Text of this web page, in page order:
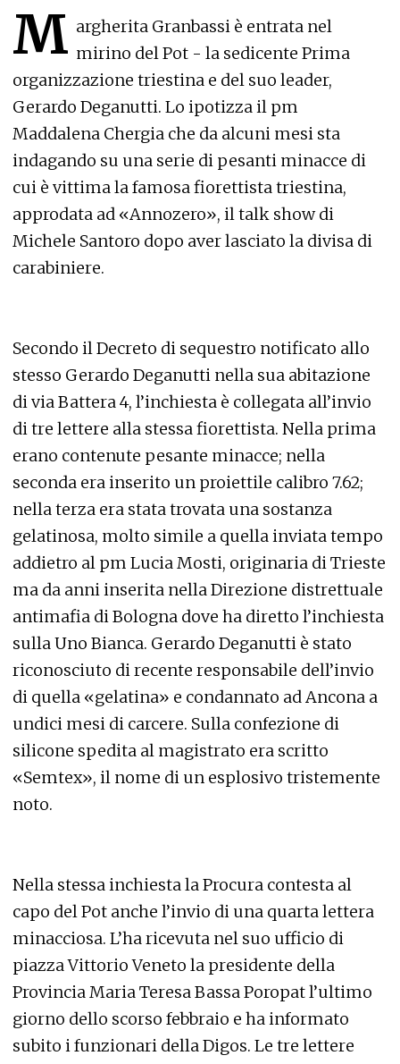
M argherita Granbassi è entrata nel
mirino del Pot - la sedicente Prima
organizzazione triestina e del suo leader,
Gerardo Deganutti. Lo ipotizza il pm
Maddalena Chergia che da alcuni mesi sta
indagando su una serie di pesanti minacce di
cui è vittima la famosa fiorettista triestina,
approdata ad «Annozero», il talk show di
Michele Santoro dopo aver lasciato la divisa di
carabiniere.
Secondo il Decreto di sequestro notificato allo
stesso Gerardo Deganutti nella sua abitazione
di via Battera 4, l’inchiesta è collegata all’invio
di tre lettere alla stessa fiorettista. Nella prima
erano contenute pesante minacce; nella
seconda era inserito un proiettile calibro 7.62;
nella terza era stata trovata una sostanza
gelatinosa, molto simile a quella inviata tempo
addietro al pm Lucia Mosti, originaria di Trieste
ma da anni inserita nella Direzione distrettuale
antimafia di Bologna dove ha diretto l’inchiesta
sulla Uno Bianca. Gerardo Deganutti è stato
riconosciuto di recente responsabile dell’invio
di quella «gelatina» e condannato ad Ancona a
undici mesi di carcere. Sulla confezione di
silicone spedita al magistrato era scritto
«Semtex», il nome di un esplosivo tristemente
noto.
Nella stessa inchiesta la Procura contesta al
capo del Pot anche l’invio di una quarta lettera
minacciosa. L’ha ricevuta nel suo ufficio di
piazza Vittorio Veneto la presidente della
Provincia Maria Teresa Bassa Poropat l’ultimo
giorno dello scorso febbraio e ha informato
subito i funzionari della Digos. Le tre lettere